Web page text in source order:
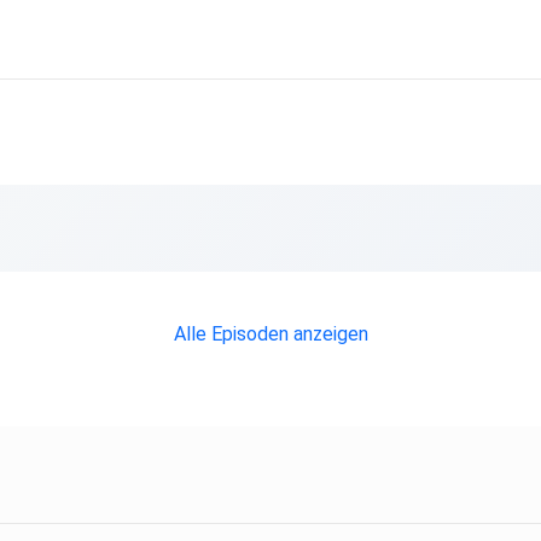
Alle Episoden anzeigen